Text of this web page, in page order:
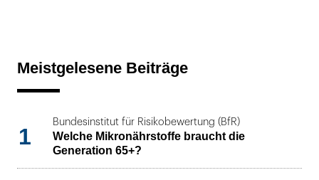
Meistgelesene Beiträge
1
Bundesinstitut für Risikobewertung (BfR)
Welche Mikronährstoffe braucht die
Generation 65+?